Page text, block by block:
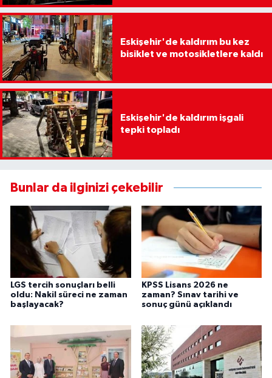
Eskişehir'de kaldırım bu kez
bisiklet ve motosikletlere kaldı
Eskişehir'de kaldırım işgali
tepki topladı
Bunlar da ilginizi çekebilir
LGS tercih sonuçları belli
oldu: Nakil süreci ne zaman
başlayacak?
KPSS Lisans 2026 ne
zaman? Sınav tarihi ve
sonuç günü açıklandı